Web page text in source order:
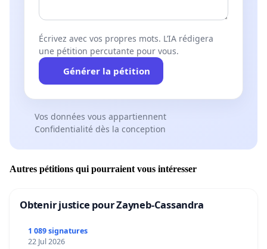
Écrivez avec vos propres mots. L’IA rédigera
une pétition percutante pour vous.
Générer la pétition
Vos données vous appartiennent
Confidentialité dès la conception
Autres pétitions qui pourraient vous intéresser
Obtenir justice pour Zayneb-Cassandra
1 089 signatures
22 Jul 2026